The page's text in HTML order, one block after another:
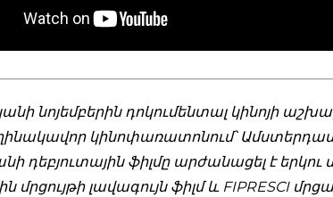
նոյեմբերին դոկումենտալ կինոյի
կինոփառատոնում՝
դեբյուտային ֆիլմը արժանացել է երկու
մրցույթի լավագույն ֆիլմ և FIPRESCI